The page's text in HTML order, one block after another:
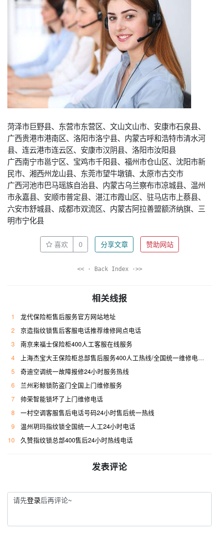
菏泽市巨野县、东营市东营区、文山文山市、安康市石泉县、
广西贵港市港南区、洛阳市洛宁县、内蒙古呼和浩特市清水河
县、连云港市连云区、安康市汉阴县、洛阳市汝阳县
广西南宁市邕宁区、宝鸡市千阳县、福州市仓山区、沈阳市新
民市、湘西州龙山县、东莞市望牛墩镇、太原市古交市
广西河池市巴马瑶族自治县、内蒙古乌兰察布市凉城县、温州
市永嘉县、安顺市普定县、湛江市霞山区、驻马店市上蔡县、
六安市舒城县、成都市双流区、内蒙古阿拉善盟额济纳旗、三
明市宁化县
喜欢 0 分享文章 赞助网站
<< · Back Index ·>>
相关线报
1
龙代保险柜售后服务官方网站地址
2
京造指纹锁售后客服电话推荐维修网点电话
3
南京来福士保险柜400人工客服在线服务
4
上海杰宝大王保险柜总部售后服务400人工热线/全国统一维修电话是多少
5
奇迪空调统一故障报修24小时服务热线
6
兰州彩鲸锁防盗门全国上门维修服务
7
帅荣智能锁坏了上门维修电话
8
一村空调客服售后电话号码24小时售后统一热线
9
温州玥玛指纹锁全国统一人工24小时电话
10
久赞指纹锁总部400售后24小时热线电话
发表评论
请先登录后再评论~